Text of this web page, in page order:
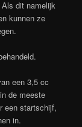
dit namelijk
kunnen ze
een 3,5 cc
de meeste
een startschijf,
in.